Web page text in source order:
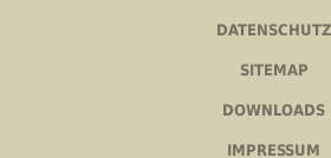
DATENSCHUTZ
SITEMAP
DOWNLOADS
IMPRESSUM